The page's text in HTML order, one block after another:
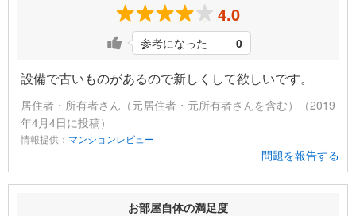
4.0
参考になった 0
設備で古いものがあるので新しくして欲しいです。
居住者・所有者さん（元居住者・元所有者さんを含む）（2019
年4月4日に投稿）
情報提供： マンションレビュー
問題を報告する
お部屋自体の満足度